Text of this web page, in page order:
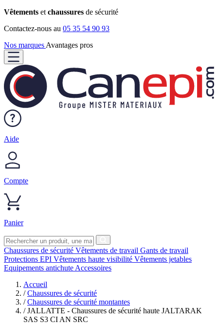
Vêtements et chaussures de sécurité
Contactez-nous au 05 35 54 90 93
Nos marques Avantages pros
Aide
Compte
Panier
Chaussures de sécurité Vêtements de travail Gants de travail
Protections EPI Vêtements haute visibilité Vêtements jetables
Equipements antichute Accessoires
Accueil
/ Chaussures de sécurité
/ Chaussures de sécurité montantes
/ JALLATTE - Chaussures de sécurité haute JALTARAK
SAS S3 CI AN SRC